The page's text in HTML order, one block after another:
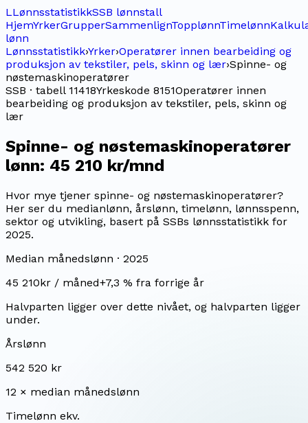
LLønnsstatistikkSSB lønnstall
HjemYrkerGrupperSammenlignTopplønnTimelønn
lønn
Lønnsstatistikk›Yrker›Operatører innen bearbeiding og
produksjon av tekstiler, pels, skinn og lær›Spinne- og
nøstemaskinoperatører
SSB · tabell 11418Yrkeskode 8151Operatører innen
bearbeiding og produksjon av tekstiler, pels, skinn og
lær
Spinne- og nøstemaskinoperatører
lønn: 45 210 kr/mnd
Hvor mye tjener spinne- og nøstemaskinoperatører?
Her ser du medianlønn, årslønn, timelønn, lønnsspenn,
sektor og utvikling, basert på SSBs lønnsstatistikk for
2025.
Median månedslønn · 2025
45 210kr / måned+7,3 % fra forrige år
Halvparten ligger over dette nivået, og halvparten ligger
under.
Årslønn
542 520 kr
12 × median månedslønn
Timelønn ekv.